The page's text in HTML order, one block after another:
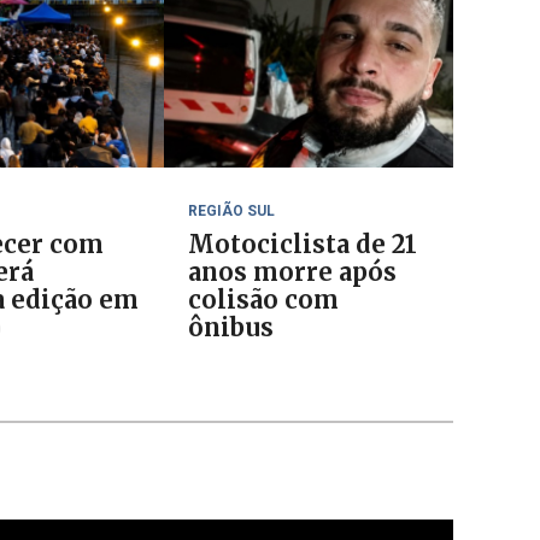
com
edição em
REGIÃO SUL
Motociclista de 21
anos morre após
colisão com
ônibus